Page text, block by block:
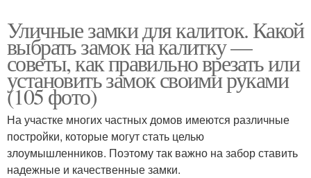
Уличные замки для калиток. Какой
выбрать замок на калитку —
советы, как правильно врезать или
установить замок своими руками
(105 фото)
На участке многих частных домов имеются различные
постройки, которые могут стать целью
злоумышленников. Поэтому так важно на забор ставить
надежные и качественные замки.